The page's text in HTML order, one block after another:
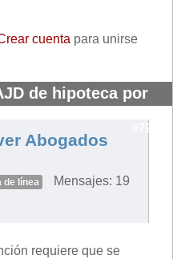
cuenta para unirse
de hipoteca por
#7214
Abogados
de línea Mensajes: 19
requiere que se